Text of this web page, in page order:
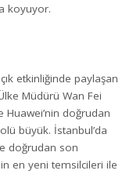
koyuyor.
etkinliğinde paylaşan
Müdürü Wan Fei
Huawei’nin doğrudan
büyük. İstanbul’da
doğrudan son
en yeni temsilcileri ile